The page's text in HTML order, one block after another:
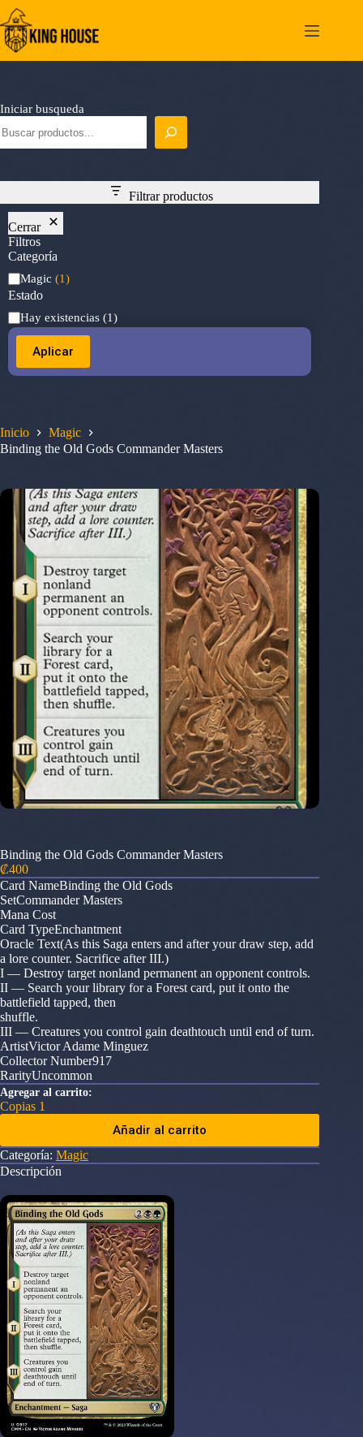
Saltar
al
contenido
Inicio
Magic
Binding the Old Gods Commander Masters
Binding the Old Gods Commander Masters
₡400
Card NameBinding the Old Gods
SetCommander Masters
Mana Cost
Card TypeEnchantment
Oracle Text(As this Saga enters and after your draw step, add
a lore counter. Sacrifice after III.)
I — Destroy target nonland permanent an opponent controls.
II — Search your library for a Forest card, put it onto the
battlefield tapped, then
shuffle.
III — Creatures you control gain deathtouch until end of turn.
ArtistVictor Adame Minguez
Collector Number917
RarityUncommon
Agregar al carrito:
Copias 1
Añadir al carrito
Categoría: Magic
Descripción
Iniciar busqueda
Filtrar productos
Cerrar
Filtros
Categoría
Categoría
Magic (1)
Estado
Estado
Hay existencias (1)
Aplicar